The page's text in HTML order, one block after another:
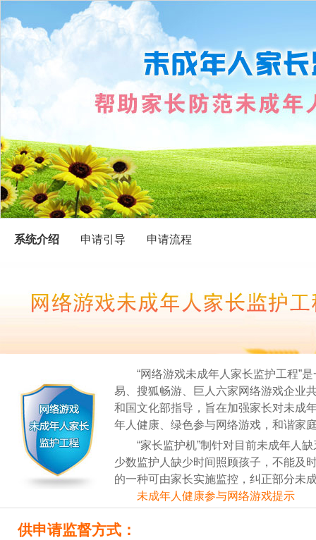
系统介绍 申请引导 申请流程
“网络游戏未成年人家长监护工程”是
易、搜狐畅游、巨人六家网络游戏企业
和国文化部指导，旨在加强家长对未成
年人健康、绿色参与网络游戏，和谐家
“家长监护机”制针对目前未成年人缺
少数监护人缺少时间照顾孩子，不能及
的一种可由家长实施监控，纠正部分未
未成年人健康参与网络游戏提示
供申请监督方式：